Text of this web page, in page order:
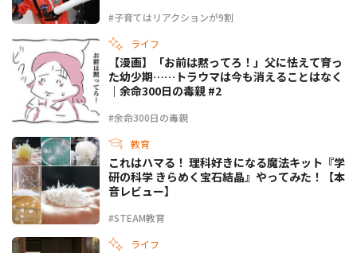
#子育てはリアクションが9割
ライフ
#余命300日の毒親
【漫画】「お前は黙ってろ！」父に怯えて育っ
た幼少期……トラウマは今も消えることはなく
｜余命300日の毒親 #2
教育
#STEAM教育
これはハマる！ 理科好きになる魔法キット『学
研の科学 きらめく宝石結晶』やってみた！【本
音レビュー】
ライフ